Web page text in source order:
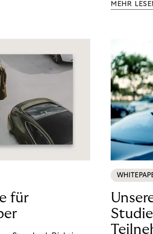
Parkraum,
MEHR
für